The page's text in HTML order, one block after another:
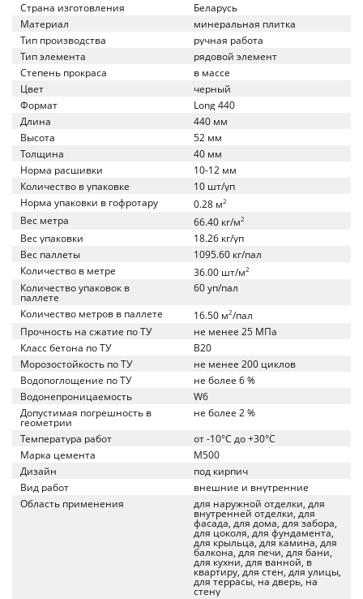
Страна изготовления
Беларусь
Материал
минеральная плитка
Тип производства
ручная работа
Тип элемента
рядовой элемент
Степень прокраса
в массе
Цвет
черный
Формат
Long 440
Длина
440 мм
Высота
52 мм
Толщина
40 мм
Норма расшивки
10-12 мм
Количество в упаковке
10 шт/уп
Норма упаковки в гофротару
0.28 м2
Вес метра 66.40 кг/м2
Вес упаковки
18.26 кг/уп
Вес паллеты
1095.60 кг/пал
Количество в метре
36.00 шт/м2
Количество упаковок в
паллете
60 уп/пал
Количество метров в паллете 16.50 м2/пал
Прочность на сжатие по ТУ
не менее 25 МПа
Класс бетона по ТУ
B20
Морозостойкость по ТУ
не менее 200 циклов
Водопоглощение по ТУ
не более 6 %
Водонепроницаемость
W6
Допустимая погрешность в
геометрии
не более 2 %
Температура работ
от -10°C до +30°C
Марка цемента
M500
Дизайн
под кирпич
Вид работ
внешние и внутренние
Область применения
для наружной отделки, для
внутренней отделки, для
фасада, для дома, для забора,
для цоколя, для фундамента,
для крыльца, для камина, для
балкона, для печи, для бани,
для кухни, для ванной, в
квартиру, для стен, для улицы,
для террасы, на дверь, на
стену